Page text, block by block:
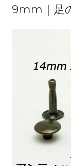
9mm｜足